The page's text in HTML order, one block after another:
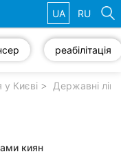
UA RU
реабілітація
у Києві Державні
киян